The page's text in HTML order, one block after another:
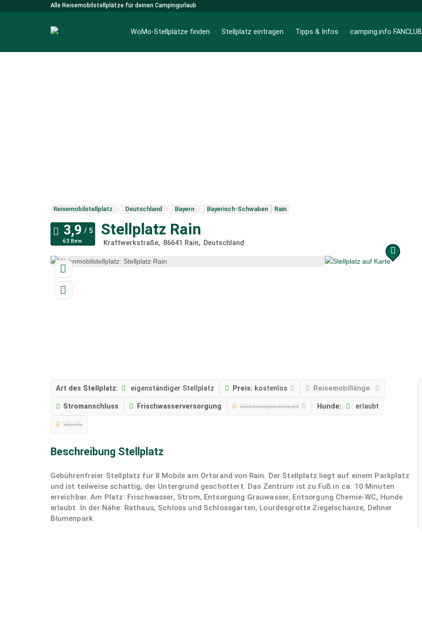
Alle Reisemobilstellplätze für deinen Campingurlaub
WoMo-Stellplätze finden Stellplatz eintragen Tipps & Infos camping.info FANCLUB
Reisemobilstellplatz Deutschland Bayern Bayerisch-Schwaben Rain
Stellplatz Rain
Kraftwerkstraße 86641 Rain Deutschland
63 Bew.
Art des Stellplatz: eigenständiger Stellplatz Preis: kostenlos Reisemobillänge
Stromanschluss Frischwasserversorgung Wohnwagen erlaubt Hunde: erlaubt
WLAN
Beschreibung Stellplatz
Gebührenfreier Stellplatz für 8 Mobile am Ortsrand von Rain. Der Stellplatz liegt auf einem Parkplatz
und ist teilweise schattig, der Untergrund geschottert. Das Zentrum ist zu Fuß in ca. 10 Minuten
erreichbar. Am Platz: Frischwasser, Strom, Entsorgung Grauwasser, Entsorgung Chemie-WC, Hunde
erlaubt. In der Nähe: Rathaus, Schloss und Schlossgarten, Lourdesgrotte Ziegelschanze, Dehner
Blumenpark.